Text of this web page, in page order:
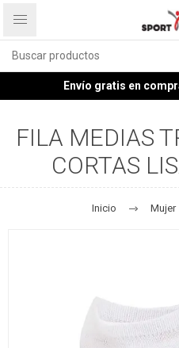
Envío gratis en
FILA MEDIAS
CORTAS
Inicio Mujer